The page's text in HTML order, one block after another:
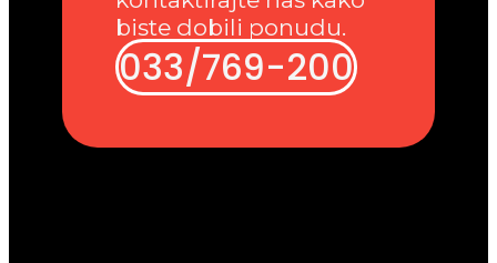
biste dobili ponudu.
033/769-200